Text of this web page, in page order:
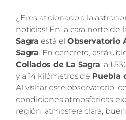
¿Eres aficionado a la
noticias! En la cara norte de
Sagra está el Observatorio
Sagra. En concreto, está
Collados de La Sagra, a
y a 14 kilómetros de Puebla
Al visitar este observatorio,
condiciones atmosféricas
región: atmósfera clara,